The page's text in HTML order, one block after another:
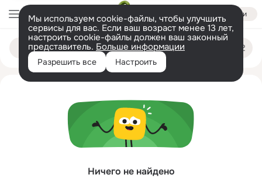
Войти
Мы используем cookie-файлы, чтобы улучшить
сервисы для вас. Если ваш возраст менее 13 лет,
настроить cookie-файлы должен ваш законный
представитель. Больше информации
Разрешить все Настроить
Поиск
fgfdgfg hfghgdf
Ничего не найдено